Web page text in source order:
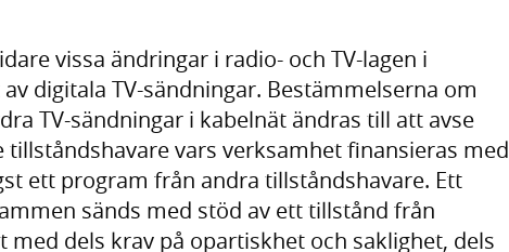
vissa ändringar i radio- och TV-lagen i
digitala TV-sändningar. Bestämmelserna om
TV-sändningar i kabelnät ändras till att avse
vars verksamhet finansieras med
ett program från andra tillståndshavare. Ett
sänds med stöd av ett tillstånd från
med dels krav på opartiskhet och saklighet, dels